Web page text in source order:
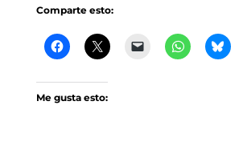
Comparte esto:
Me gusta esto: